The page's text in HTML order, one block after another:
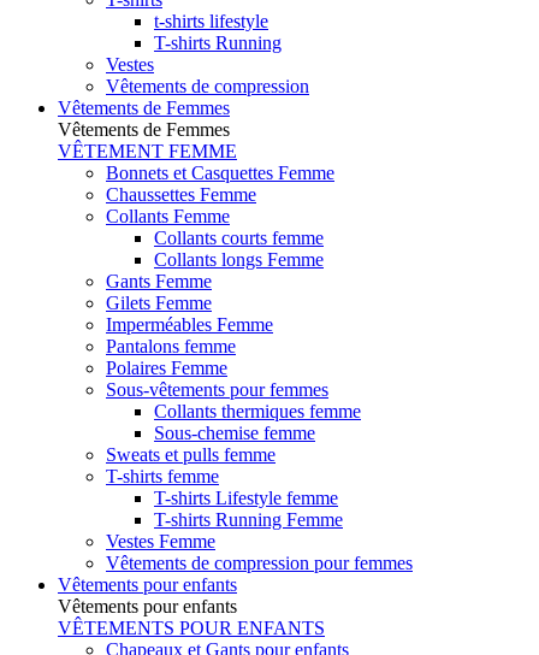
t-shirts lifestyle
T-shirts Running
Vestes
Vêtements de compression
Vêtements de Femmes
Vêtements de Femmes
VÊTEMENT FEMME
Bonnets et Casquettes Femme
Chaussettes Femme
Collants Femme
Collants courts femme
Collants longs Femme
Gants Femme
Gilets Femme
Imperméables Femme
Pantalons femme
Polaires Femme
Sous-vêtements pour femmes
Collants thermiques femme
Sous-chemise femme
Sweats et pulls femme
T-shirts femme
T-shirts Lifestyle femme
T-shirts Running Femme
Vestes Femme
Vêtements de compression pour femmes
Vêtements pour enfants
Vêtements pour enfants
VÊTEMENTS POUR ENFANTS
Chapeaux et Gants pour enfants